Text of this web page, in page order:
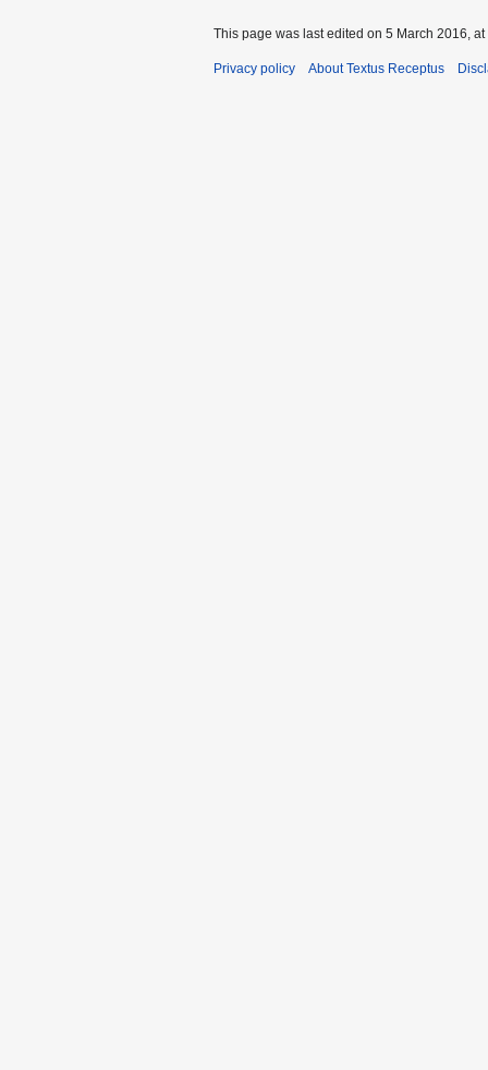
This page was last edited on 5 March 2016, at
Privacy policy About Textus Receptus